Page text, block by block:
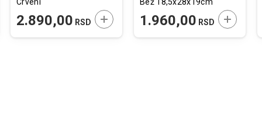
U KORPU
2.890,00 RSD DODAJTE U KORPU
1.960,00 RSD